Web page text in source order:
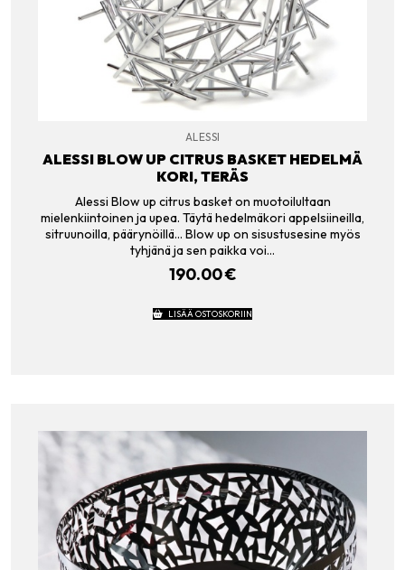
ALESSI
ALESSI BLOW UP CITRUS BASKET HEDELMÄ
KORI, TERÄS
Alessi Blow up citrus basket on muotoilultaan
mielenkiintoinen ja upea. Täytä hedelmäkori appelsiineilla,
sitruunoilla, päärynöillä… Blow up on sisustusesine myös
tyhjänä ja sen paikka voi…
190.00€
LISÄÄ OSTOSKORIIN